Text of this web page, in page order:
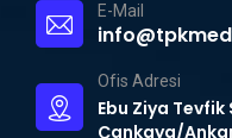
E-Mail
Ofis Adresi
Ebu Ziya Tevfik
Çankaya/